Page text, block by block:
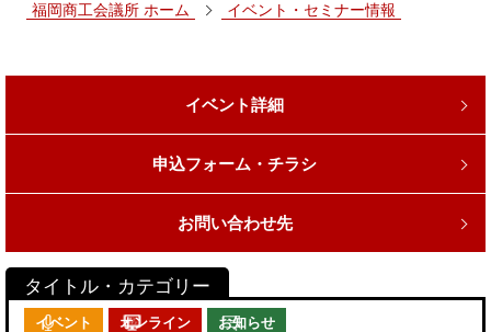
福岡商工会議所 ホーム イベント・セミナー情報
イベント詳細
申込フォーム・チラシ
お問い合わせ先
イベント オンライン お知らせ